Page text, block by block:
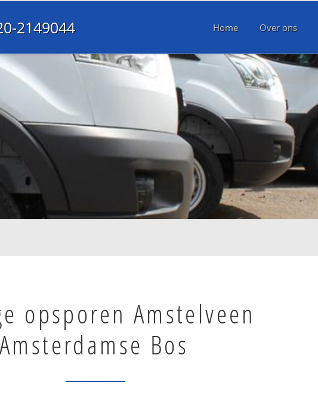
2149044 Home Over ons
opsporen Amstelveen
Amsterdamse Bos